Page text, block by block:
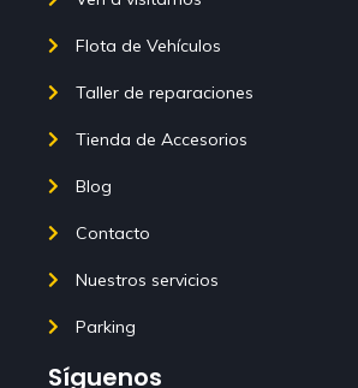
Flota de Vehículos
Taller de reparaciones
Tienda de Accesorios
Blog
Contacto
Nuestros servicios
Parking
Síguenos